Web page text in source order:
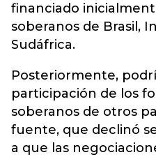
financiado
soberanos de Brasil,
Sudáfrica.
Posteriormente,
participación de los
soberanos de otros
fuente, que declinó
a que las